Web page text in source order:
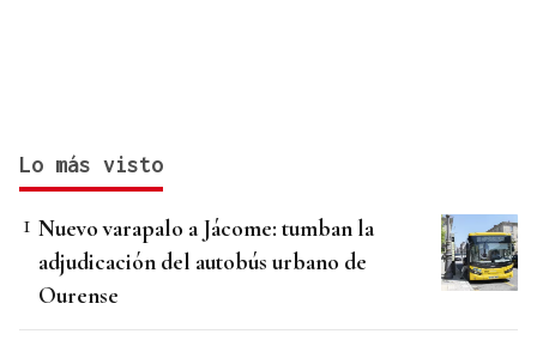
Lo más visto
Nuevo varapalo a Jácome: tumban la
adjudicación del autobús urbano de
Ourense